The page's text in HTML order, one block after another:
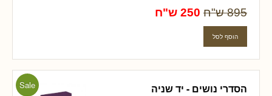
895 ש"ח 250 ש"ח
Sale הסדרי נושים - יד שניה